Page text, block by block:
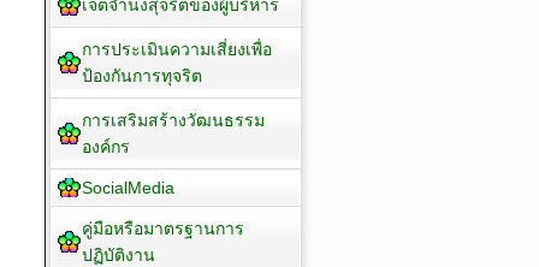
แผนการใช้จ่ายงบประมาณ
การบริหารและพัฒนา
การจัดการเรื่องร้องเรียน
การทุจริต